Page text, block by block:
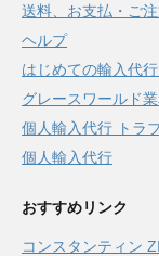
送料、お支払・ご
ヘルプ
はじめての輸入代
グレースワールド
個人輸入代行 トラ
個人輸入代行
おすすめリンク
コンスタンティン